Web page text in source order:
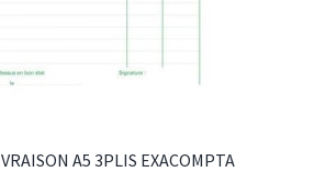
A5 3PLIS EXACOMPTA